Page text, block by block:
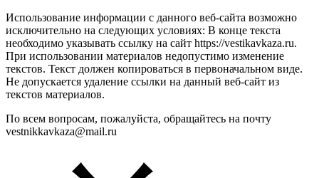
Использование информации с данного веб-сайта возможно
исключительно на следующих условиях: В конце текста
необходимо указывать ссылку на сайт https://vestikavkaza.ru.
При использовании материалов недопустимо изменение
текстов. Текст должен копироваться в первоначальном виде.
Не допускается удаление ссылки на данный веб-сайт из
текстов материалов.
По всем вопросам, пожалуйста, обращайтесь на почту
vestnikkavkaza@mail.ru